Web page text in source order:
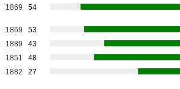
1869 54
1869
53
1889
43
1851
48
1882 27